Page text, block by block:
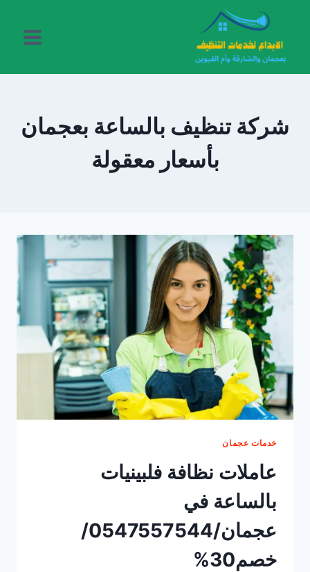
المحتوى
شركة تنظيف بالساعة بعجمان
بأسعار معقولة
خدمات عجمان
عاملات نظافة فلبينيات
بالساعة في
عجمان/0547557544/
خصم30%